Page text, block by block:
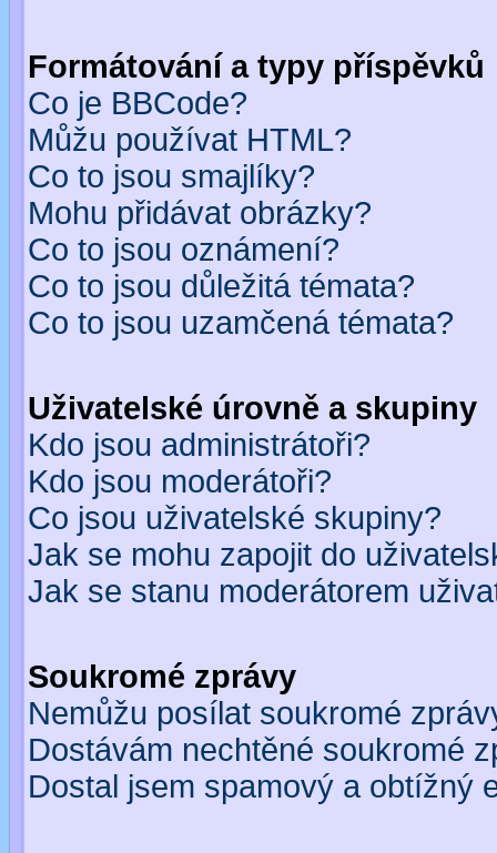
Formátování a typy příspěvků
Co je BBCode?
Můžu používat HTML?
Co to jsou smajlíky?
Mohu přidávat obrázky?
Co to jsou oznámení?
Co to jsou důležitá témata?
Co to jsou uzamčená témata?
Uživatelské úrovně a skupiny
Kdo jsou administrátoři?
Kdo jsou moderátoři?
Co jsou uživatelské skupiny?
Jak se mohu zapojit do
Jak se stanu moderátorem
Soukromé zprávy
Nemůžu posílat soukromé
Dostávám nechtěné soukromé
Dostal jsem spamový a obtížný